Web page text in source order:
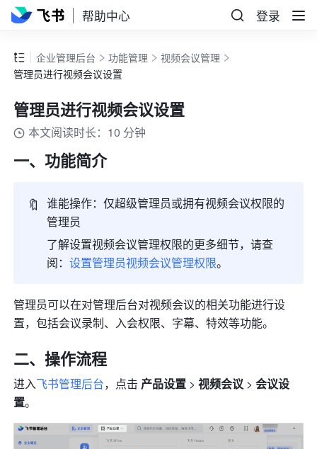
帮助中心 登录
企业管理后台 功能管理
视频会议管理
管理员进行视频会议设置
管理员进行视频会议设置
本文阅读时长：10 分钟
一、功能简介
🔖
谁能操作：仅超级管理员或拥有视频会议权限的
管理员
了解设置视频会议管理权限的更多细节，请查
阅：设置管理员视频会议管理权限。
管理员可以在对管理后台对视频会议的相关功能进行设
置，包括会议录制、入会权限、字幕、特效等功能。
二、操作流程
进入飞书管理后台，点击 产品设置 > 视频会议 > 会议设
置。